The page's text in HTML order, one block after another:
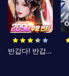
반갑다! 반갑삼국지